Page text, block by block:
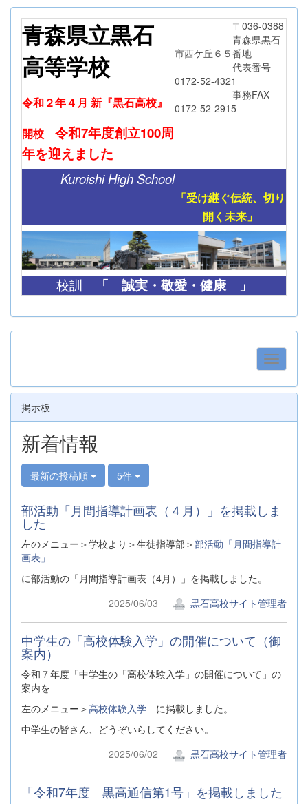
青森県立黒石
高等学校
令和２年４月 新『黒石高校』
開校
令和7年度創立100周
年を迎えました
〒036-0388
青森県黒石
市西ケ丘６５番地
代表番号
0172-52-4321
事務FAX
0172-52-2915
Kuroishi High School
「受け継ぐ伝統、切り
開く未来」
校訓 「 誠実・敬愛・健康 」
掲示板
新着情報
最新の投稿順 5件
部活動「月間指導計画表（４月）」を掲載しま
した
左のメニュー＞学校より＞生徒指導部＞部活動「月間指導計
画表」
に部活動の「月間指導計画表（4月）」を掲載しました。
2025/06/03
黒石高校サイト管理者
中学生の「高校体験入学」の開催について（御
案内）
令和７年度「中学生の「高校体験入学」の開催について」の
案内を
左のメニュー＞高校体験入学 に掲載しました。
中学生の皆さん、どうぞいらしてください。
2025/06/02
黒石高校サイト管理者
「令和7年度 黒高通信第1号」を掲載しました